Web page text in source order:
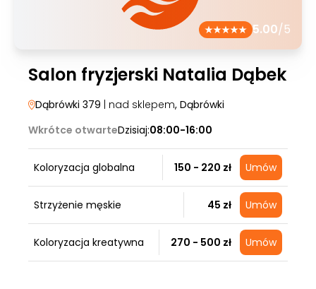
5.00/5
Salon fryzjerski Natalia Dąbek
Dąbrówki 379 | nad sklepem, Dąbrówki
Wkrótce otwarteDzisiaj:08:00-16:00
Koloryzacja globalna 150 - 220 zł Umów
Strzyżenie męskie 45 zł Umów
Koloryzacja kreatywna 270 - 500 zł Umów